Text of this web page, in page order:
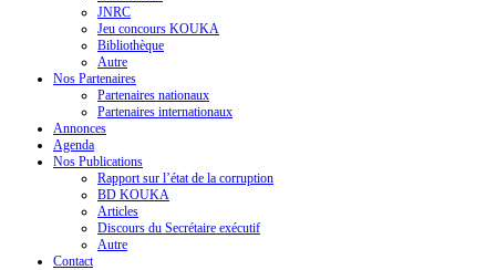
JNRC
Jeu concours KOUKA
Bibliothèque
Autre
Nos Partenaires
Partenaires nationaux
Partenaires internationaux
Annonces
Agenda
Nos Publications
Rapport sur l’état de la corruption
BD KOUKA
Articles
Discours du Secrétaire exécutif
Autre
Contact